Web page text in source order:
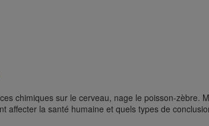
chimiques sur le cerveau, nage le poisson-zèbre.
la santé humaine et quels types de